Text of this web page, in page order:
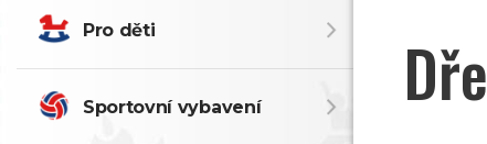
Pro děti
Sportovní vybavení